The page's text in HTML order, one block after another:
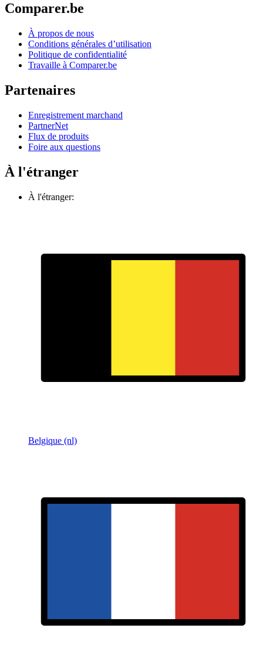
Comparer.be
À propos de nous
Conditions générales d’utilisation
Politique de confidentialité
Travaille à Comparer.be
Partenaires
Enregistrement marchand
PartnerNet
Flux de produits
Foire aux questions
À l'étranger
À l'étranger:
Belgique (nl)